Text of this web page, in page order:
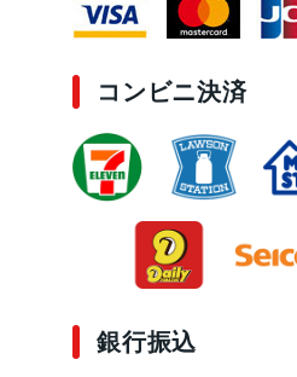
コンビニ決済
銀行振込